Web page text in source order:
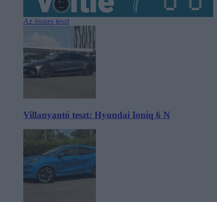
Az összes teszt
Villanyautó teszt: Hyundai Ioniq 6 N